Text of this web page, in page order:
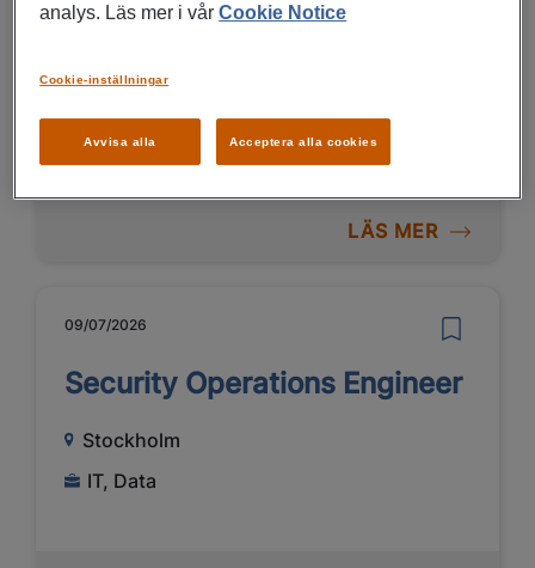
Backend Developer
Stockholm
LÄS MER
09/07/2026
Security Operations Engineer
Stockholm
IT, Data
analys. Läs mer i vårCookie Notice
Avvisa alla Acceptera alla cookies
Cookie-inställningar